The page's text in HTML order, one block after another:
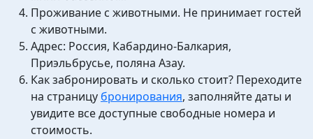
Проживание с животными. Не принимает гостей
с животными.
Адрес: Россия, Кабардино-Балкария,
Приэльбрусье, поляна Азау.
Как забронировать и сколько стоит? Переходите
на страницу бронирования, заполняйте даты и
увидите все доступные свободные номера и
стоимость.